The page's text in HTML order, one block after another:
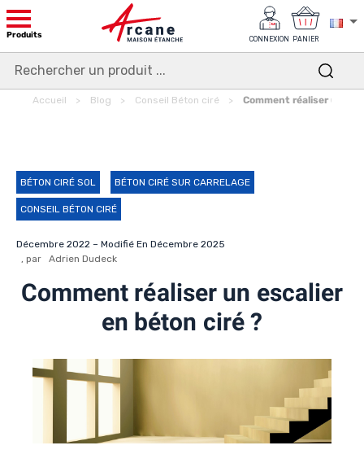
Produits CONNEXION PANIER
Accueil Blog Conseil Béton ciré Comment réaliser un
BÉTON CIRÉ SOL BÉTON CIRÉ SUR CARRELAGE
CONSEIL BÉTON CIRÉ
Décembre 2022 – Modifié En Décembre 2025
, par Adrien Dudeck
Comment réaliser un escalier
en béton ciré ?